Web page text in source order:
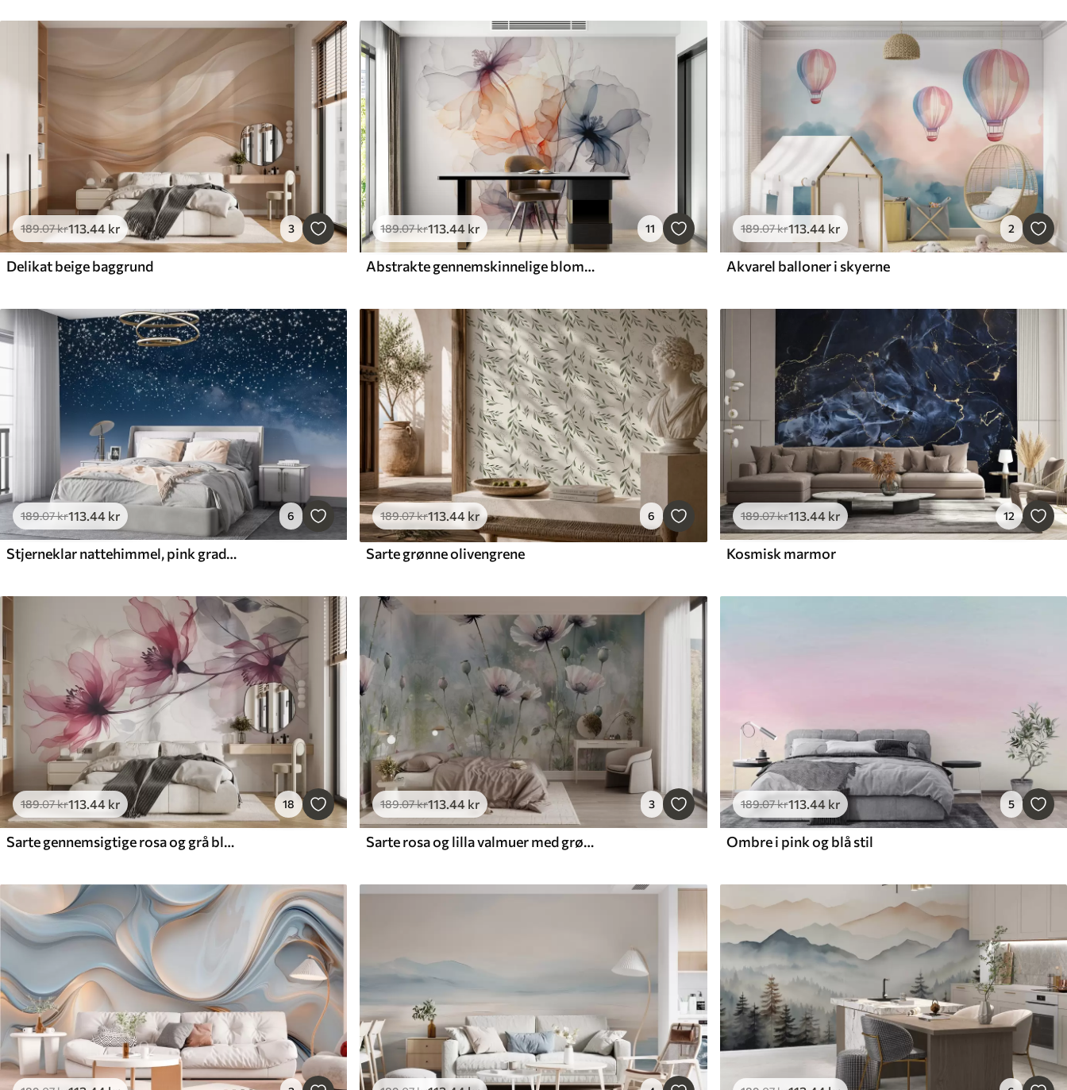
189.07kr113 .44 kr 3
Delikat beige baggrund
189.07kr113 .44 kr 11
Abstrakte gennemskinnelige blomster flydende akvarel
189.07kr113.44 kr 2
Akvarel balloner i skyerne
189.07kr113.44 kr 6
Stjerneklar nattehimmel, pink gradient, kosmisk, stjernebilleder
189.07kr113 .44 kr 6
Sarte grønne olivengrene
189.07kr113.44 kr 12
Kosmisk marmor
189.07kr113 .44 kr 18
Sarte gennemsigtige rosa og grå blomster med bløde, slørede kronblade på hvid baggrund
189.07kr113 .44 kr 3
Sarte rosa og lilla valmuer med grønne stængler og knopper mod en blød, sløret tekstureret baggrund
189.07kr113.44 kr 5
Ombre i pink og blå stil